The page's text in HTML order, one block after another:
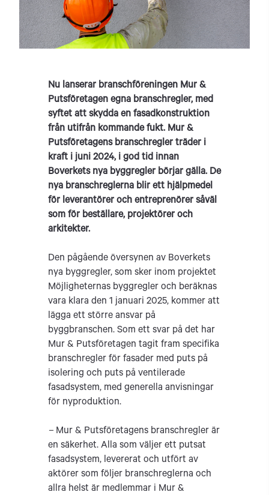
Nu lanserar branschföreningen Mur &
Putsföretagen egna branschregler, med
syftet att skydda en fasadkonstruktion
från utifrån kommande fukt. Mur &
Putsföretagens branschregler träder i
kraft i juni 2024, i god tid innan
Boverkets nya byggregler börjar gälla. De
nya branschreglerna blir ett hjälpmedel
för leverantörer och entreprenörer såväl
som för beställare, projektörer och
arkitekter.
Den pågående översynen av Boverkets
nya byggregler, som sker inom projektet
Möjligheternas byggregler och beräknas
vara klara den 1 januari 2025, kommer att
lägga ett större ansvar på
byggbranschen. Som ett svar på det har
Mur & Putsföretagen tagit fram specifika
branschregler för fasader med puts på
isolering och puts på ventilerade
fasadsystem, med generella anvisningar
för nyproduktion.
– Mur & Putsföretagens branschregler är
en säkerhet. Alla som väljer ett putsat
fasadsystem, levererat och utfört av
aktörer som följer branschreglerna och
allra helst är medlemmar i Mur &